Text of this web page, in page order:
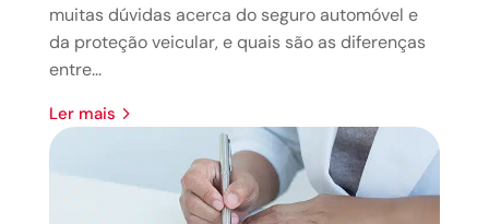
muitas dúvidas acerca do seguro automóvel e
da proteção veicular, e quais são as diferenças
entre...
ler mais